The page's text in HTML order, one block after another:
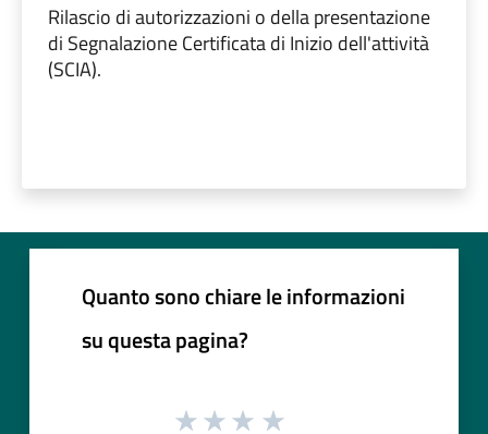
Rilascio di autorizzazioni o della presentazione
di Segnalazione Certificata di Inizio dell'attività
(SCIA).
Quanto sono chiare le informazioni
su questa pagina?